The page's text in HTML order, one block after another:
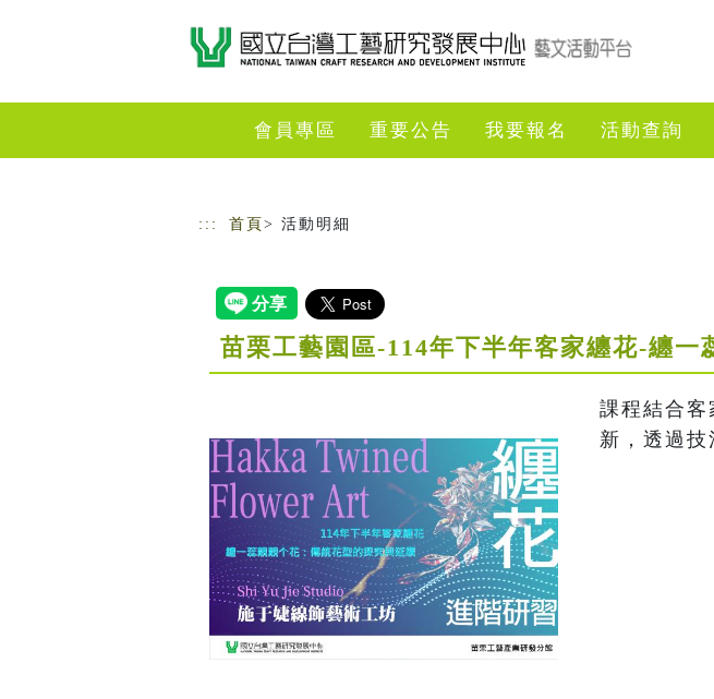
會員專區 重要公告 我要報名 活動查詢
::: 首頁 > 活動明細
苗栗工藝園區-114年下半年客家纏花-纏
課程結合客
新，透過技